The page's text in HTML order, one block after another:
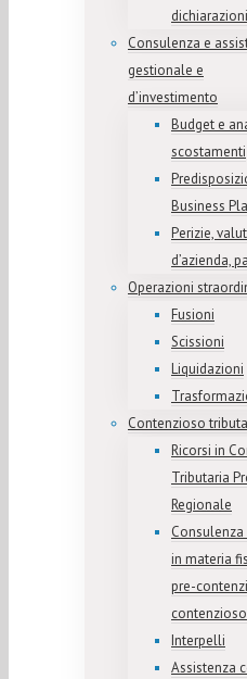
Consulenza e
gestionale e
d’investimento
Budget e
scostamenti
Business
Perizie,
d’azienda,
Operazioni
Fusioni
Scissioni
Liquidazioni
Contenzioso
Ricorsi in
Tributaria
Regionale
in materia
pre-
contenzioso
Interpelli
Assistenza